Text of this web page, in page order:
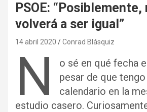
PSOE: “Posiblemente,
volverá a ser igual”
14 abril 2020 Conrad Blásquiz
N
o sé en qué fecha
pesar de que
calendario en la
estudio casero.